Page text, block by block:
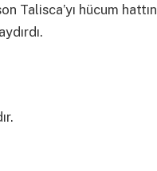
Talisca’yı hücum